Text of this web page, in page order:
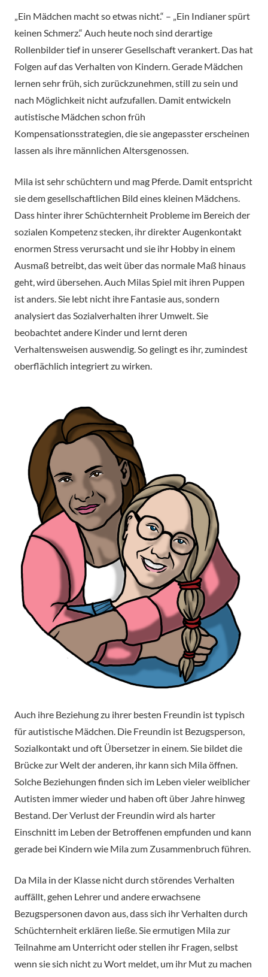
„Ein Mädchen macht so etwas nicht.“ – „Ein Indianer spürt
keinen Schmerz.“ Auch heute noch sind derartige
Rollenbilder tief in unserer Gesellschaft verankert. Das hat
Folgen auf das Verhalten von Kindern. Gerade Mädchen
lernen sehr früh, sich zurückzunehmen, still zu sein und
nach Möglichkeit nicht aufzufallen. Damit entwickeln
autistische Mädchen schon früh
Kompensationsstrategien, die sie angepasster erscheinen
lassen als ihre männlichen Altersgenossen.
Mila ist sehr schüchtern und mag Pferde. Damit entspricht
sie dem gesellschaftlichen Bild eines kleinen Mädchens.
Dass hinter ihrer Schüchternheit Probleme im Bereich der
sozialen Kompetenz stecken, ihr direkter Augenkontakt
enormen Stress verursacht und sie ihr Hobby in einem
Ausmaß betreibt, das weit über das normale Maß hinaus
geht, wird übersehen. Auch Milas Spiel mit ihren Puppen
ist anders. Sie lebt nicht ihre Fantasie aus, sondern
analysiert das Sozialverhalten ihrer Umwelt. Sie
beobachtet andere Kinder und lernt deren
Verhaltensweisen auswendig. So gelingt es ihr, zumindest
oberflächlich integriert zu wirken.
Auch ihre Beziehung zu ihrer besten Freundin ist typisch
für autistische Mädchen. Die Freundin ist Bezugsperson,
Sozialkontakt und oft Übersetzer in einem. Sie bildet die
Brücke zur Welt der anderen, ihr kann sich Mila öffnen.
Solche Beziehungen finden sich im Leben vieler weiblicher
Autisten immer wieder und haben oft über Jahre hinweg
Bestand. Der Verlust der Freundin wird als harter
Einschnitt im Leben der Betroffenen empfunden und kann
gerade bei Kindern wie Mila zum Zusammenbruch führen.
Da Mila in der Klasse nicht durch störendes Verhalten
auffällt, gehen Lehrer und andere erwachsene
Bezugspersonen davon aus, dass sich ihr Verhalten durch
Schüchternheit erklären ließe. Sie ermutigen Mila zur
Teilnahme am Unterricht oder stellen ihr Fragen, selbst
wenn sie sich nicht zu Wort meldet, um ihr Mut zu machen